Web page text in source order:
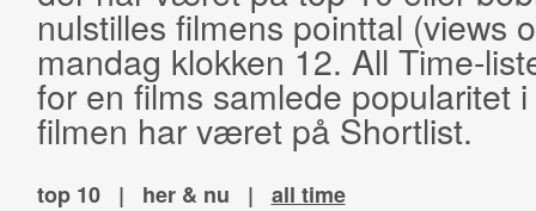
nulstilles filmens pointtal (views
mandag klokken 12. All Time-
for en films samlede popularitet
filmen har været på Shortlist.
top 10 | her & nu | all time